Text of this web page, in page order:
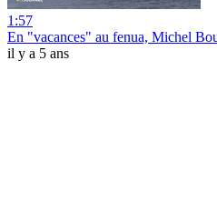
1:57
En "vacances" au fenua, Michel
il y a 5 ans